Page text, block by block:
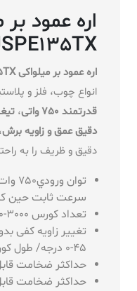
اره عمود
اره عمود بر میلواکی JSPE135TX
انواع چوب، فلز و
قدرتمند 750 واتی
، تیغه 100
دقیق عمق و زاویه برش
دقیق و ظریف را به
سرعت ثابت حین
تعداد کورس 3000-800 ضربه در دقیقه
تغییر زاویه کفی
45-0 درجه/ طول کورس 26 میلیمتر
حداکثر ضخامت قابل برش